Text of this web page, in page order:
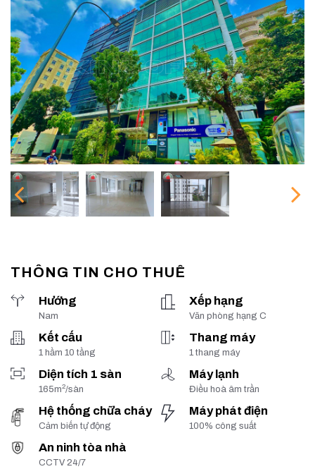
THÔNG TIN CHO THUÊ
Hướng
Nam
Xếp hạng
Văn phòng hạng C
Kết cấu
1 hầm 10 tầng
Thang máy
1 thang máy
Diện tích 1 sàn
165m2/sàn
Máy lạnh
Điều hoà âm trần
Hệ thống chữa cháy
Cảm biến tự động
Máy phát điện
100% công suất
An ninh tòa nhà
CCTV 24/7